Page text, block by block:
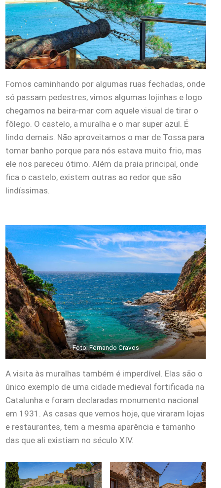
Fomos caminhando por algumas ruas fechadas, onde
só passam pedestres, vimos algumas lojinhas e logo
chegamos na beira-mar com aquele visual de tirar o
fôlego. O castelo, a muralha e o mar super azul. É
lindo demais. Não aproveitamos o mar de Tossa para
tomar banho porque para nós estava muito frio, mas
ele nos pareceu ótimo. Além da praia principal, onde
fica o castelo, existem outras ao redor que são
lindíssimas.
Foto: Fernando Cravos
A visita às muralhas também é imperdível. Elas são o
único exemplo de uma cidade medieval fortificada na
Catalunha e foram declaradas monumento nacional
em 1931. As casas que vemos hoje, que viraram lojas
e restaurantes, tem a mesma aparência e tamanho
das que ali existiam no século XIV.